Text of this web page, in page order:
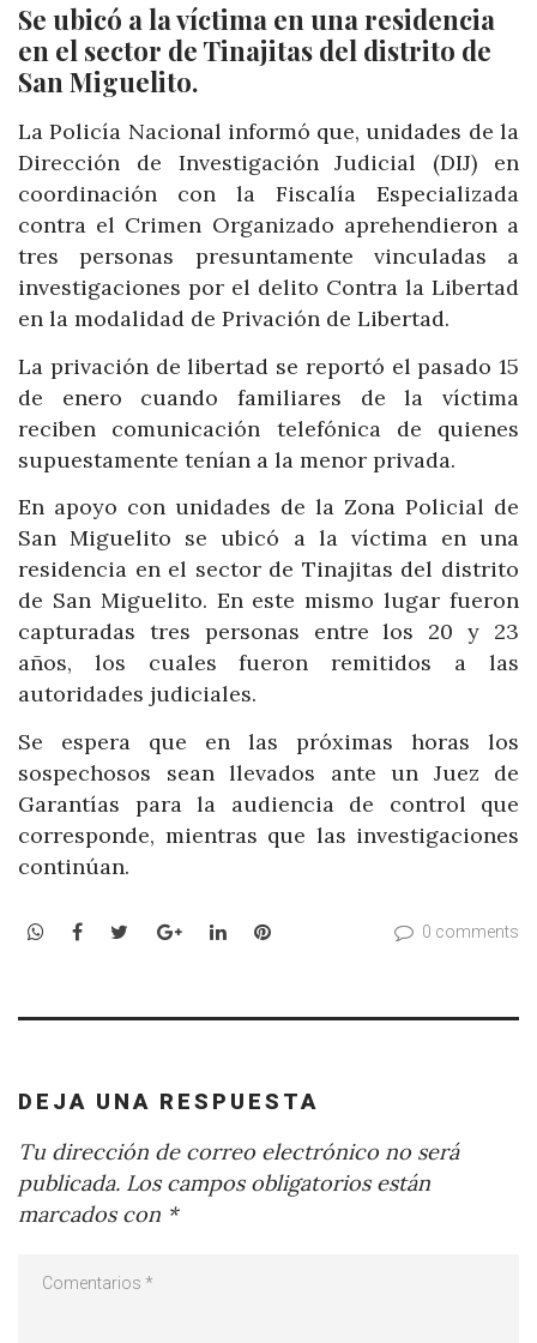
Se ubicó a la víctima en una residencia
en el sector de Tinajitas del distrito de
San Miguelito.
La Policía Nacional informó que, unidades de la
Dirección de Investigación Judicial (DIJ) en
coordinación con la Fiscalía Especializada
contra el Crimen Organizado aprehendieron a
tres personas presuntamente vinculadas a
investigaciones por el delito Contra la Libertad
en la modalidad de Privación de Libertad.
La privación de libertad se reportó el pasado 15
de enero cuando familiares de la víctima
reciben comunicación telefónica de quienes
supuestamente tenían a la menor privada.
En apoyo con unidades de la Zona Policial de
San Miguelito se ubicó a la víctima en una
residencia en el sector de Tinajitas del distrito
de San Miguelito. En este mismo lugar fueron
capturadas tres personas entre los 20 y 23
años, los cuales fueron remitidos a las
autoridades judiciales.
Se espera que en las próximas horas los
sospechosos sean llevados ante un Juez de
Garantías para la audiencia de control que
corresponde, mientras que las investigaciones
continúan.
WhatsApp
Facebook
TwitterGoogle+LinkedInPinterest 0 comments
DEJA UNA RESPUESTA
Tu dirección de correo electrónico no será
publicada. Los campos obligatorios están
marcados con *